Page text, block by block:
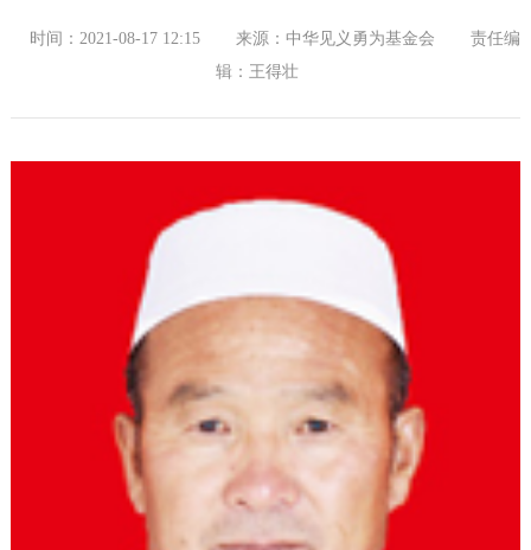
时间：2021-08-17 12:15 来源：中华见义勇为基金会
责任编
辑：王得壮